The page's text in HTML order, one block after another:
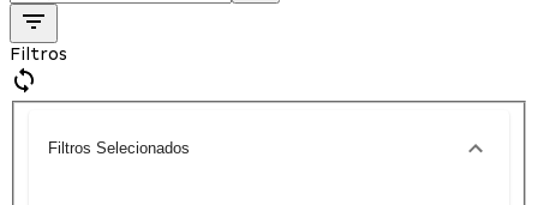
Filtros
Filtros Selecionados